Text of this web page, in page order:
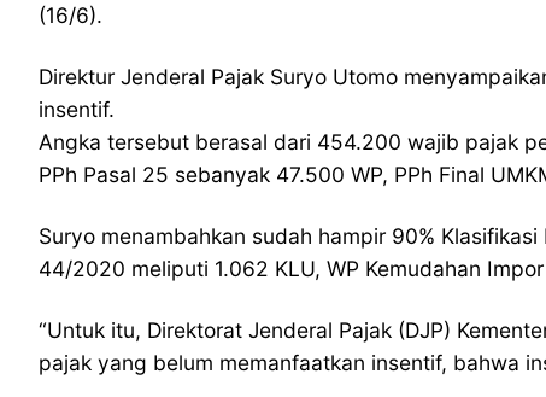
(16/6).
Direktur Jenderal Pajak Suryo Utomo
insentif.
Angka tersebut berasal dari 454.200 wajib pajak
PPh Pasal 25 sebanyak 47.500 WP, PPh Final
Suryo menambahkan sudah hampir 90%
44/2020 meliputi 1.062 KLU, WP Kemudahan
“Untuk itu, Direktorat Jenderal Pajak (DJP)
pajak yang belum memanfaatkan insentif, bahwa